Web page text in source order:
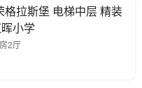
格拉斯堡 电梯中层 精装
小学
2厅